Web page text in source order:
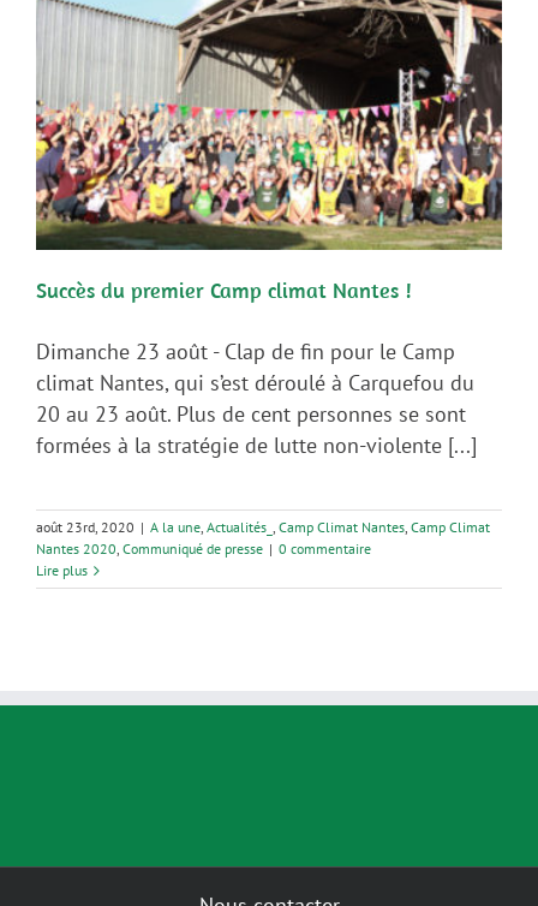
Succès du premier Camp climat Nantes !
Dimanche 23 août - Clap de fin pour le Camp
climat Nantes, qui s’est déroulé à Carquefou du
20 au 23 août. Plus de cent personnes se sont
formées à la stratégie de lutte non-violente [...]
août 23rd, 2020 | A la une Actualités_ Camp Climat Nantes Camp Climat
Nantes 2020 Communiqué de presse | 0 commentaire
Lire plus